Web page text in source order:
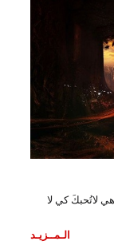
لاتُحبكَ كي لا
الـمــزيـد